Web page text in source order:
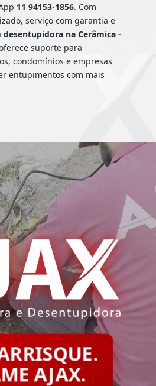
11 94153-1856. Com
serviço com garantia e
desentupidora na Cerâmica -
suporte para
condomínios e empresas
entupimentos com mais
AJAX.